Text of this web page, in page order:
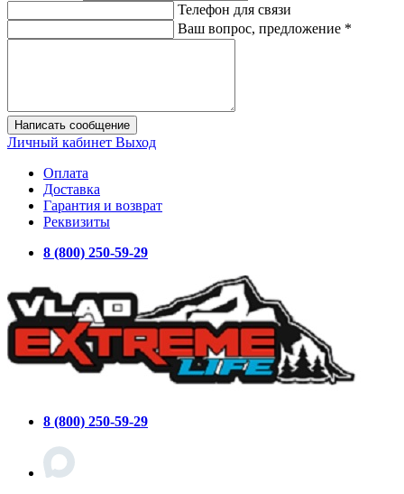
Телефон для связи
Ваш вопрос, предложение *
Написать сообщение
Личный кабинет Выход
Оплата
Доставка
Гарантия и возврат
Реквизиты
8 (800) 250-59-29
8 (800) 250-59-29